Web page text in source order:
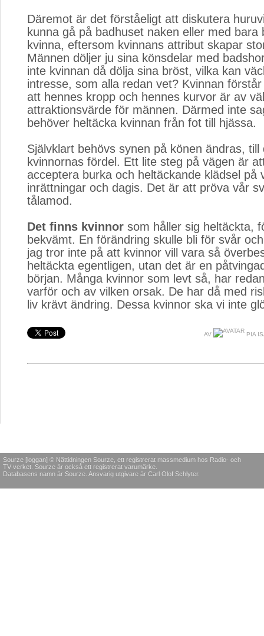
Däremot är det förståeligt att diskutera
kunna gå på badhuset naken eller med bara
kvinna, eftersom kvinnans attribut skapar
Männen döljer ju sina könsdelar med
inte kvinnan då dölja sina bröst, vilka kan
intresse, som alla redan vet? Kvinnan
att hennes kropp och hennes kurvor är av
attraktionsvärde för männen. Därmed inte
behöver heltäcka kvinnan från fot till hjässa.
Självklart behövs synen på könen ändras, till
kvinnornas fördel. Ett lite steg på vägen är
acceptera burka och heltäckande klädsel på
inrättningar och dagis. Det är att pröva vår
tålamod.
Det finns kvinnor som håller sig heltäckta,
bekvämt. En förändring skulle bli för svår
jag tror inte på att kvinnor vill vara så
heltäckta egentligen, utan det är en
början. Många kvinnor som levt så, har
varför och av vilken orsak. De har då med
liv krävt ändring. Dessa kvinnor ska vi inte
AV PIA
Sourze [loggan] © Nättidningen Sourze, ett registrerat massmedium hos Radio- och
TV-verket. Sourze är också ett registrerat varumärke.
Databasens namn är Sourze. Ansvarig utgivare är Carl Olof Schlyter.